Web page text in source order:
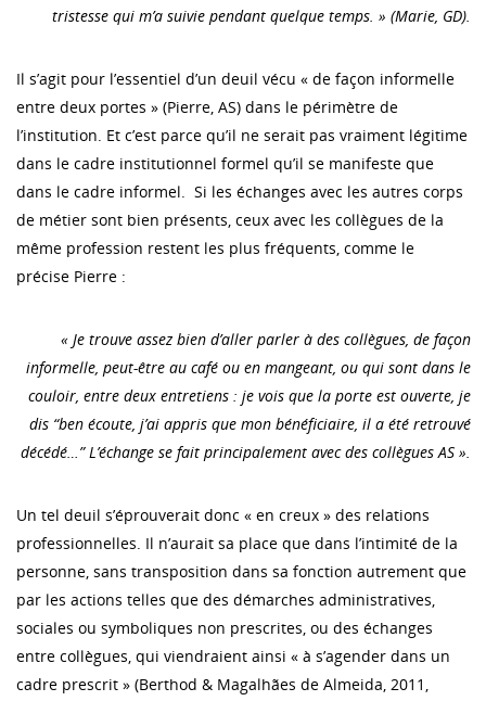
tristesse qui m’a suivie pendant quelque temps. » (Marie, GD).
Il s’agit pour l’essentiel d’un deuil vécu « de façon informelle
entre deux portes » (Pierre, AS) dans le périmètre de
l’institution. Et c’est parce qu’il ne serait pas vraiment légitime
dans le cadre institutionnel formel qu’il se manifeste que
dans le cadre informel. Si les échanges avec les autres corps
de métier sont bien présents, ceux avec les collègues de la
même profession restent les plus fréquents, comme le
précise Pierre :
« Je trouve assez bien d’aller parler à des collègues, de façon
informelle, peut-être au café ou en mangeant, ou qui sont dans le
couloir, entre deux entretiens : je vois que la porte est ouverte, je
dis “ben écoute, j’ai appris que mon bénéficiaire, il a été retrouvé
décédé…” L’échange se fait principalement avec des collègues AS ».
Un tel deuil s’éprouverait donc « en creux » des relations
professionnelles. Il n’aurait sa place que dans l’intimité de la
personne, sans transposition dans sa fonction autrement que
par les actions telles que des démarches administratives,
sociales ou symboliques non prescrites, ou des échanges
entre collègues, qui viendraient ainsi « à s’agender dans un
cadre prescrit » (Berthod & Magalhães de Almeida, 2011,